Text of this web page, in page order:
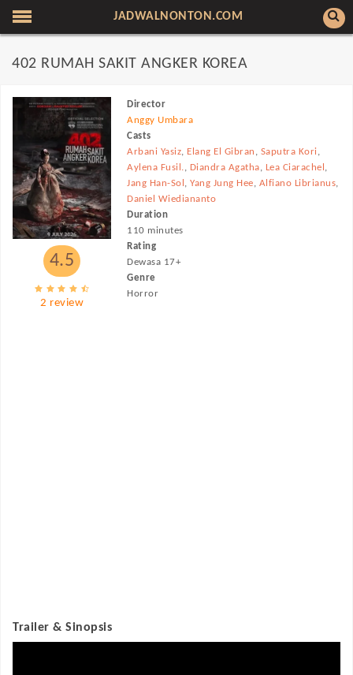
JADWALNONTON.COM
402 RUMAH SAKIT ANGKER KOREA
4.5
2 review
Director
Anggy Umbara
Casts
Arbani Yasiz, Elang El Gibran , Saputra Kori,
Aylena Fusil., Diandra Agatha, Lea Ciarachel ,
Jang Han-Sol ,Yang Jung Hee, Alfiano Librianus,
Daniel Wiediananto
Duration
110 minutes
Rating
Dewasa 17+
Genre
Horror
Trailer & Sinopsis